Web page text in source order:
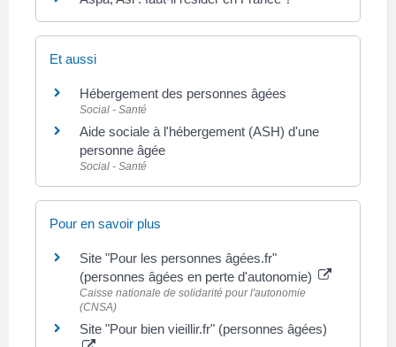
Et aussi
Hébergement des personnes âgées
Social - Santé
Aide sociale à l'hébergement (ASH) d'une
personne âgée
Social - Santé
Pour en savoir plus
Site "Pour les personnes âgées.fr"
(personnes âgées en perte d'autonomie)
Caisse nationale de solidarité pour l'autonomie
(CNSA)
Site "Pour bien vieillir.fr" (personnes âgées)